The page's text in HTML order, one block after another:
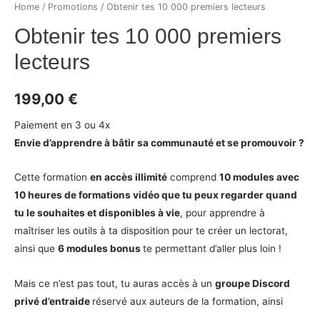
Home / Promotions / Obtenir tes 10 000 premiers lecteurs
Obtenir tes 10 000 premiers
lecteurs
199,00 €
Paiement en 3 ou 4x
Envie d’apprendre à bâtir sa communauté et se promouvoir ?
Cette formation en accès illimité comprend 10 modules avec
10 heures de formations vidéoque tu peux regarder quand
tu le souhaites et disponibles à vie, pour apprendre à
maîtriser les outils à ta disposition pour te créer un lectorat,
ainsi que 6 modules bonuste permettant d’aller plus loin !
Mais ce n’est pas tout, tu auras accès à un groupe Discord
privéd’entraide réservé aux auteurs de la formation, ainsi